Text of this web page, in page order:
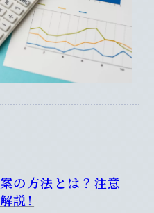
の方法とは？注意
説！